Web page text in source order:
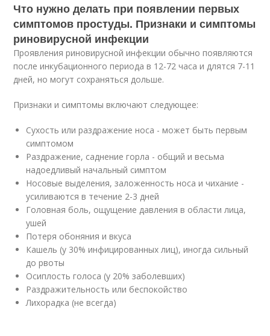
Что нужно делать при появлении первых
симптомов простуды. Признаки и симптомы
риновирусной инфекции
Проявления риновирусной инфекции обычно появляются
после инкубационного периода в 12-72 часа и длятся 7-11
дней, но могут сохраняться дольше.
Признаки и симптомы включают следующее:
Сухость или раздражение носа - может быть первым
симптомом
Раздражение, саднение горла - общий и весьма
надоедливый начальный симптом
Носовые выделения, заложенность носа и чихание -
усиливаются в течение 2-3 дней
Головная боль, ощущение давления в области лица,
ушей
Потеря обоняния и вкуса
Кашель (у 30% инфицированных лиц), иногда сильный
до рвоты
Осиплость голоса (у 20% заболевших)
Раздражительность или беспокойство
Лихорадка (не всегда)